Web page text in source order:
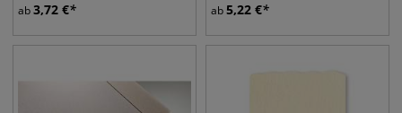
ab3,72 € ab5,22 €